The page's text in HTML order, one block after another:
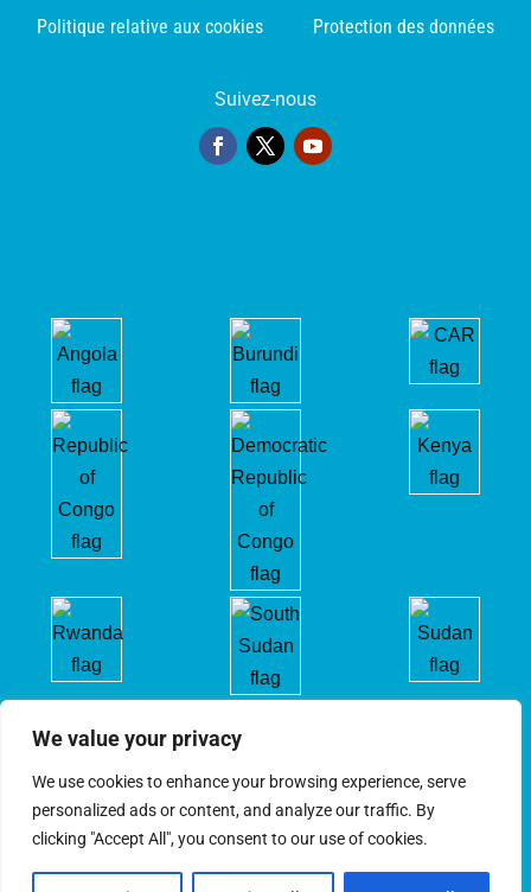
We value your privacy
We use cookies to enhance your browsing experience, serve
personalized ads or content, and analyze our traffic. By
clicking "Accept All", you consent to our use of cookies.
Politique relative aux cookies Protection des données
Suivez-nous
CIRGL © 2022. Tous droits réservés.